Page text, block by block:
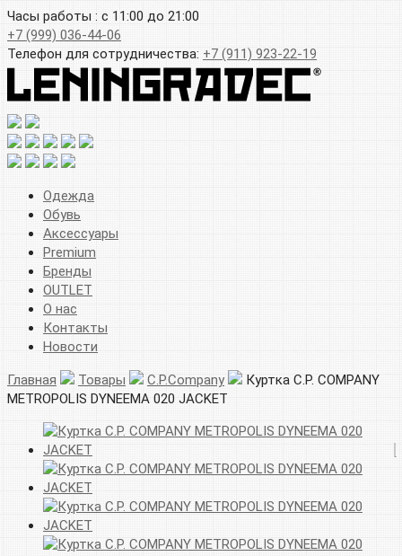
Часы работы : с 11:00 до 21:00
+7 (999) 036-44-06
Телефон для сотрудничества: +7 (911) 923-22-19
Одежда
Обувь
Аксессуары
Premium
Бренды
OUTLET
О нас
Контакты
Новости
Главная Товары C.P.Company
Куртка C.P. COMPANY
METROPOLIS DYNEEMA 020 JACKET